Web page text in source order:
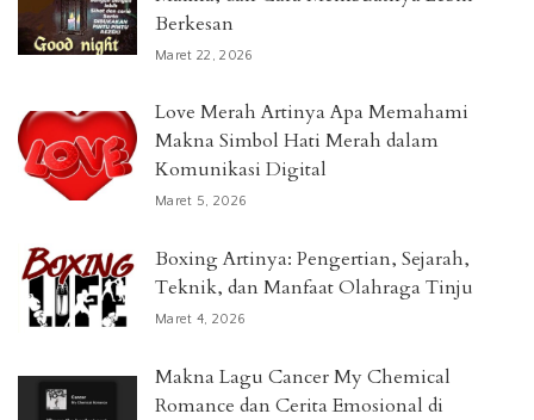
Berkesan
Maret 22, 2026
Love Merah Artinya Apa Memahami
Makna Simbol Hati Merah dalam
Komunikasi Digital
Maret 5, 2026
Boxing Artinya: Pengertian, Sejarah,
Teknik, dan Manfaat Olahraga Tinju
Maret 4, 2026
Makna Lagu Cancer My Chemical
Romance dan Cerita Emosional di